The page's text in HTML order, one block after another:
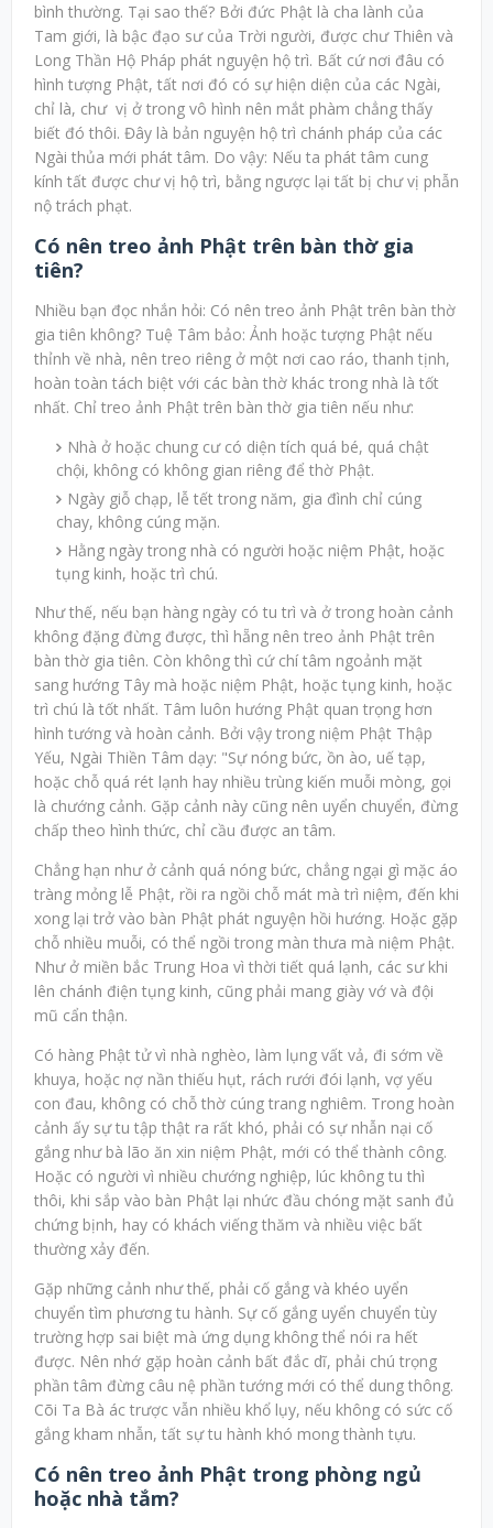
bình thường. Tại sao thế? Bởi đức Phật là cha lành của
Tam giới, là bậc đạo sư của Trời người, được chư Thiên và
Long Thần Hộ Pháp phát nguyện hộ trì. Bất cứ nơi đâu có
hình tượng Phật, tất nơi đó có sự hiện diện của các Ngài,
chỉ là, chư vị ở trong vô hình nên mắt phàm chẳng thấy
biết đó thôi. Đây là bản nguyện hộ trì chánh pháp của các
Ngài thủa mới phát tâm. Do vậy: Nếu ta phát tâm cung
kính tất được chư vị hộ trì, bằng ngược lại tất bị chư vị phẫn
nộ trách phạt.
Có nên treo ảnh Phật trên bàn thờ gia
tiên?
Nhiều bạn đọc nhắn hỏi: Có nên treo ảnh Phật trên bàn thờ
gia tiên không? Tuệ Tâm bảo: Ảnh hoặc tượng Phật nếu
thỉnh về nhà, nên treo riêng ở một nơi cao ráo, thanh tịnh,
hoàn toàn tách biệt với các bàn thờ khác trong nhà là tốt
nhất. Chỉ treo ảnh Phật trên bàn thờ gia tiên nếu như:
Nhà ở hoặc chung cư có diện tích quá bé, quá chật
chội, không có không gian riêng để thờ Phật.
Ngày giỗ chạp, lễ tết trong năm, gia đình chỉ cúng
chay, không cúng mặn.
Hằng ngày trong nhà có người hoặc niệm Phật, hoặc
tụng kinh, hoặc trì chú.
Như thế, nếu bạn hàng ngày có tu trì và ở trong hoàn cảnh
không đặng đừng được, thì hẵng nên treo ảnh Phật trên
bàn thờ gia tiên. Còn không thì cứ chí tâm ngoảnh mặt
sang hướng Tây mà hoặc niệm Phật, hoặc tụng kinh, hoặc
trì chú là tốt nhất. Tâm luôn hướng Phật quan trọng hơn
hình tướng và hoàn cảnh. Bởi vậy trong niệm Phật Thập
Yếu, Ngài Thiền Tâm dạy: "Sự nóng bức, ồn ào, uế tạp,
hoặc chỗ quá rét lạnh hay nhiều trùng kiến muỗi mòng, gọi
là chướng cảnh. Gặp cảnh này cũng nên uyển chuyển, đừng
chấp theo hình thức, chỉ cầu được an tâm.
Chẳng hạn như ở cảnh quá nóng bức, chẳng ngại gì mặc áo
tràng mỏng lễ Phật, rồi ra ngồi chỗ mát mà trì niệm, đến khi
xong lại trở vào bàn Phật phát nguyện hồi hướng. Hoặc gặp
chỗ nhiều muỗi, có thể ngồi trong màn thưa mà niệm Phật.
Như ở miền bắc Trung Hoa vì thời tiết quá lạnh, các sư khi
lên chánh điện tụng kinh, cũng phải mang giày vớ và đội
mũ cẩn thận.
Có hàng Phật tử vì nhà nghèo, làm lụng vất vả, đi sớm về
khuya, hoặc nợ nần thiếu hụt, rách rưới đói lạnh, vợ yếu
con đau, không có chỗ thờ cúng trang nghiêm. Trong hoàn
cảnh ấy sự tu tập thật ra rất khó, phải có sự nhẫn nại cố
gắng như bà lão ăn xin niệm Phật, mới có thể thành công.
Hoặc có người vì nhiều chướng nghiệp, lúc không tu thì
thôi, khi sắp vào bàn Phật lại nhức đầu chóng mặt sanh đủ
chứng bịnh, hay có khách viếng thăm và nhiều việc bất
thường xảy đến.
Gặp những cảnh như thế, phải cố gắng và khéo uyển
chuyển tìm phương tu hành. Sự cố gắng uyển chuyển tùy
trường hợp sai biệt mà ứng dụng không thể nói ra hết
được. Nên nhớ gặp hoàn cảnh bất đắc dĩ, phải chú trọng
phần tâm đừng câu nệ phần tướng mới có thể dung thông.
Cõi Ta Bà ác trược vẫn nhiều khổ lụy, nếu không có sức cố
gắng kham nhẫn, tất sự tu hành khó mong thành tựu.
Có nên treo ảnh Phật trong phòng ngủ
hoặc nhà tắm?